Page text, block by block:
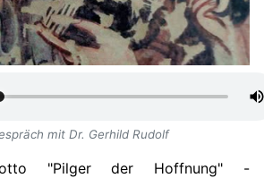
mit Dr. Gerhild Rudolf
"Pilger der Hoffnung" -